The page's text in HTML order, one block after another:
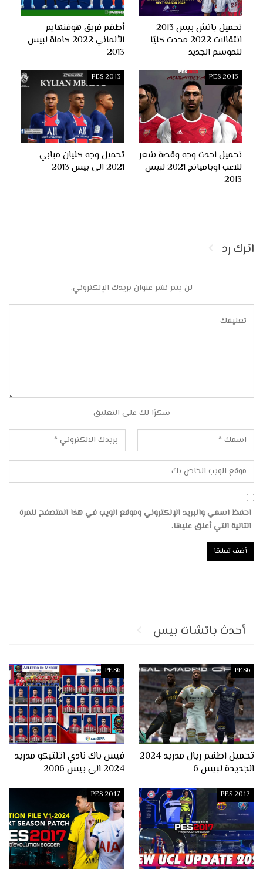
تحميل باتش بيس 2013
انتقالات 2022 محدث كليًا
للموسم الجديد
أطقم فريق هوفنهايم
الألماني 2022 كاملة لبيس
2013
PES 2013
تحميل احدث وجه وقصة شعر
للاعب اوباميانج 2021 لبيس
2013
PES 2013
تحميل وجه كليان مبابي
2021 الى بيس 2013
اترك رد
لن يتم نشر عنوان بريدك الإلكتروني.
شكرًا لك على التعليق
احفظ اسمي والبريد الإلكتروني وموقع الويب في هذا المتصفح للمرة
التالية التي أعلق عليها.
أحدث باتشات بيس
PES6
تحميل اطقم ريال مدريد 2024
الجديدة لبيس 6
PES6
فيس باك نادي اتلتيكو مدريد
2024 الى بيس 2006
PES 2017
PES 2017